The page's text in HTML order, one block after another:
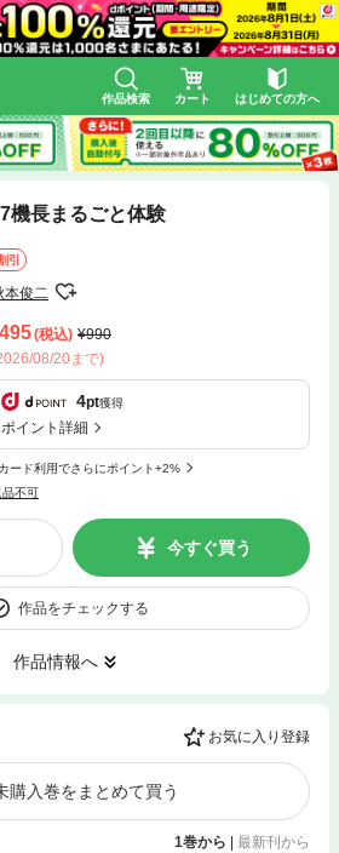
作品検索 カート はじめての方へ
機長まるごと体験
引
本俊二
495(税込)
990
08/20まで)
4pt獲得
ポイント詳細
ード利用でさらにポイント+2%
品不可
今すぐ買う
作品をチェックする
作品情報へ
お気に入り登録
購入巻をまとめて買う
1巻から 最新刊から